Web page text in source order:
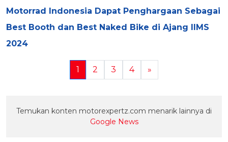
Motorrad Indonesia Dapat Penghargaan Sebagai
Best Booth dan Best Naked Bike di Ajang IIMS
2024
1 2 3 4 »
Temukan konten motorexpertz.com menarik lainnya di
Google News